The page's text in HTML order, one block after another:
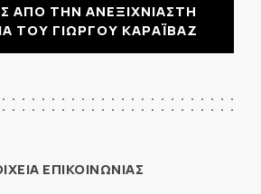
ΑΠΟ ΤΗΝ ΑΝΕΞΙΧΝΙΑΣΤΗ
ΤΟΥ ΓΙΩΡΓΟΥ ΚΑΡΑΪΒΑΖ
ΕΠΙΚΟΙΝΩΝΙΑΣ